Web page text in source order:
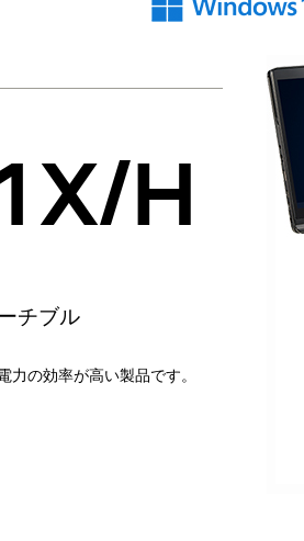
H
チブル
の効率が高い製品です。